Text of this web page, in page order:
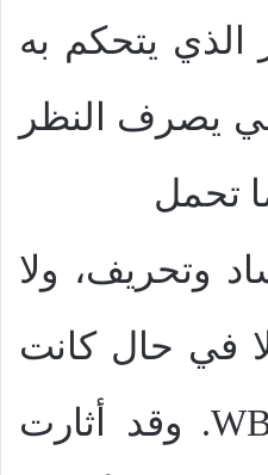
الذي يتحكم به
يصرف النظر
تحمل
وتحريف، ولا
في حال كانت
. وقد أثارت